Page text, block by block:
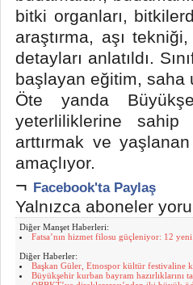
bitki organları,
araştırma, aşı
detayları anlatıldı.
başlayan eğitim, saha
Öte yanda
yeterliliklerine sahip
arttırmak ve
amaçlıyor.
¬ Facebook'ta Paylaş
Yalnızca aboneler
Diğer Manşet Haberleri:
Fatsa’nın hizmet filosu güçleniyor: 12
Diğer Haberler:
Başkan Güler, Etnospor kültür festivaline
Büyükşehir kurban bayram hazırlıklarını